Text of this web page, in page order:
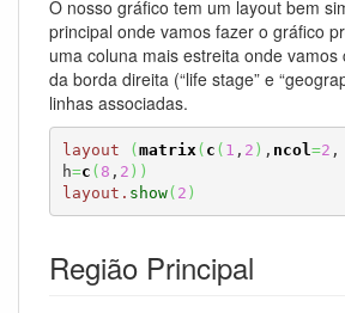
O nosso gráfico tem um layout bem
principal onde vamos fazer o gráfico
uma coluna mais estreita onde
da borda direita (“life stage” e
linhas associadas.
layout (matrix ( c ( 1 , 2 ) , ncol =2 ,
h=c ( 8 , 2 ) )
layout. show( 2 )
Região Principal